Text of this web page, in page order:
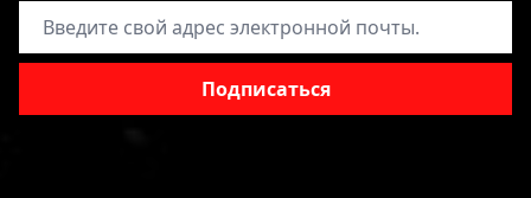
Адрес электронной почты
Подписаться